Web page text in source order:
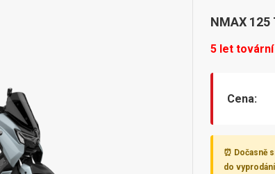
NMAX 125
5 let
Cena:
⏰ Dočasně
do